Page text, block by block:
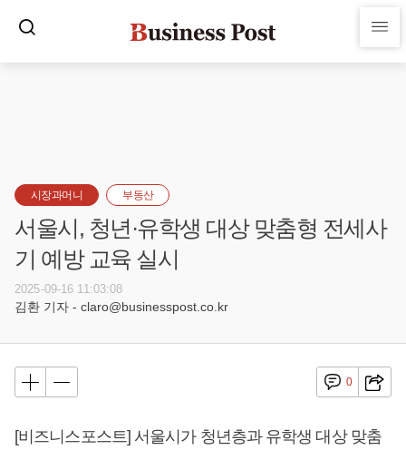
시장과머니 부동산
서울시, 청년·유학생 대상 맞춤형 전세사
기 예방 교육 실시
2025-09-16 11:03:08
김환 기자 - claro@businesspost.co.kr
0
[비즈니스포스트] 서울시가 청년층과 유학생 대상 맞춤